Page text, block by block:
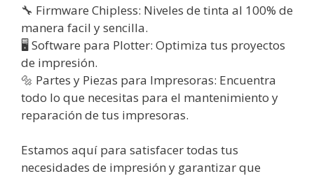
🔧 Firmware Chipless: Niveles de tinta al 100% de
manera facil y sencilla.
🖥️ Software para Plotter: Optimiza tus proyectos
de impresión.
🔩 Partes y Piezas para Impresoras: Encuentra
todo lo que necesitas para el mantenimiento y
reparación de tus impresoras.
Estamos aquí para satisfacer todas tus
necesidades de impresión y garantizar que